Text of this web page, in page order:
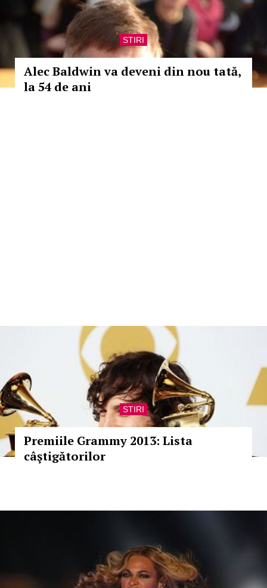
STIRI
Alec Baldwin va deveni din nou tată,
la 54 de ani
STIRI
Premiile Grammy 2013: Lista
câştigătorilor